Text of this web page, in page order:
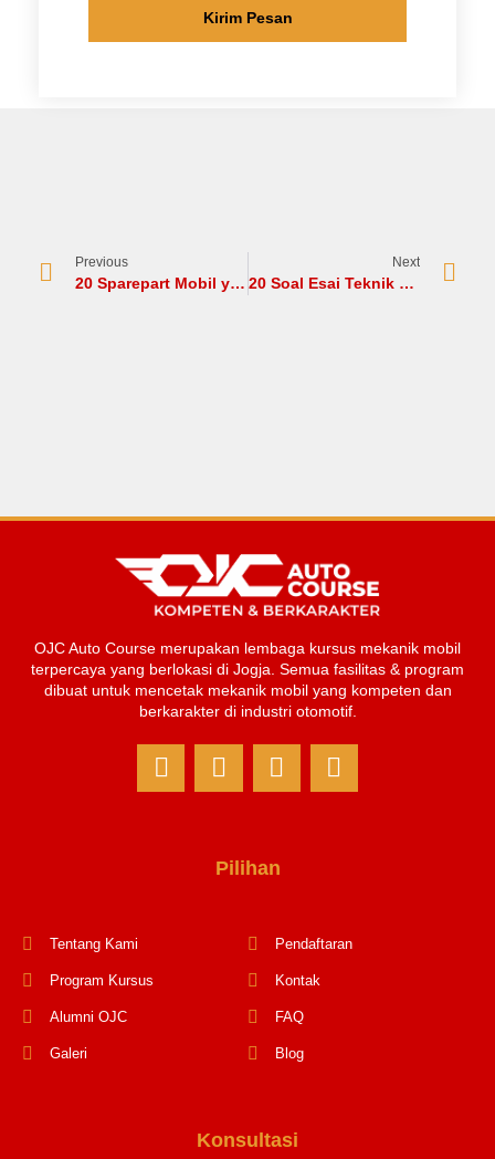
Kirim Pesan
Previous
20 Sparepart Mobil yang Harus Rutin Diganti
Next
20 Soal Esai Teknik Dasar Otomotif dan Jawabannya
OJC Auto Course merupakan lembaga kursus mekanik mobil
terpercaya yang berlokasi di Jogja. Semua fasilitas & program
dibuat untuk mencetak mekanik mobil yang kompeten dan
berkarakter di industri otomotif.
Pilihan
Tentang Kami
Program Kursus
Alumni OJC
Galeri
Pendaftaran
Kontak
FAQ
Blog
Konsultasi